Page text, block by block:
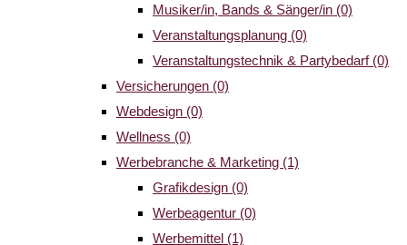
Musiker/in, Bands & Sänger/in (0)
Veranstaltungsplanung (0)
Veranstaltungstechnik & Partybedarf (0)
Versicherungen (0)
Webdesign (0)
Wellness (0)
Werbebranche & Marketing (1)
Grafikdesign (0)
Werbeagentur (0)
Werbemittel (1)